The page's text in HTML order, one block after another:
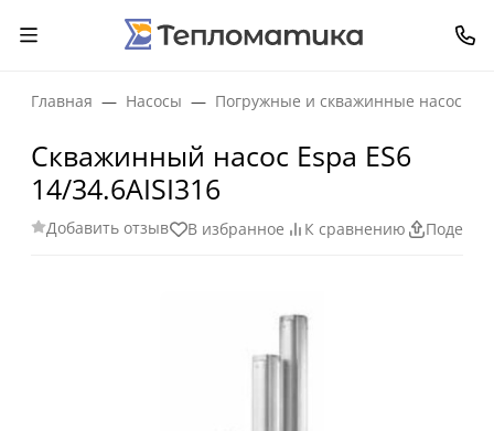
Главная Насосы Погружные и скважинные насосы
Скважинный насос Espa ES6
14/34.6AISI316
Добавить отзыв В избранное К сравнению